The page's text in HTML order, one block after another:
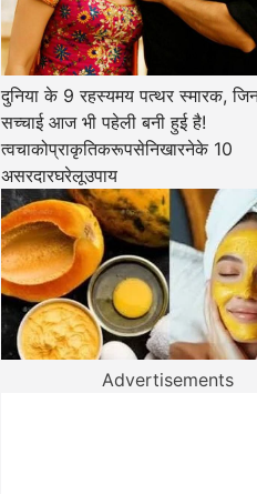
दुनिया के 9 रहस्यमय पत्थर स्मारक,
सच्चाई आज भी पहेली बनी हुई है!
त्वचाकोप्राकृतिकरूपसेनिखारनेके 10
असरदारघरेलूउपाय
Advertisements